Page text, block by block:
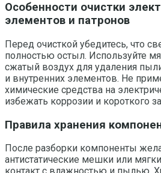
Особенности очистки
элементов и патронов
Перед очисткой убедитесь, что
полностью остыл. Используйте
сжатый воздух для удаления
и внутренних элементов. Не
химические средства на
избежать коррозии и короткого
Правила хранения
После разборки компоненты
антистатические мешки или